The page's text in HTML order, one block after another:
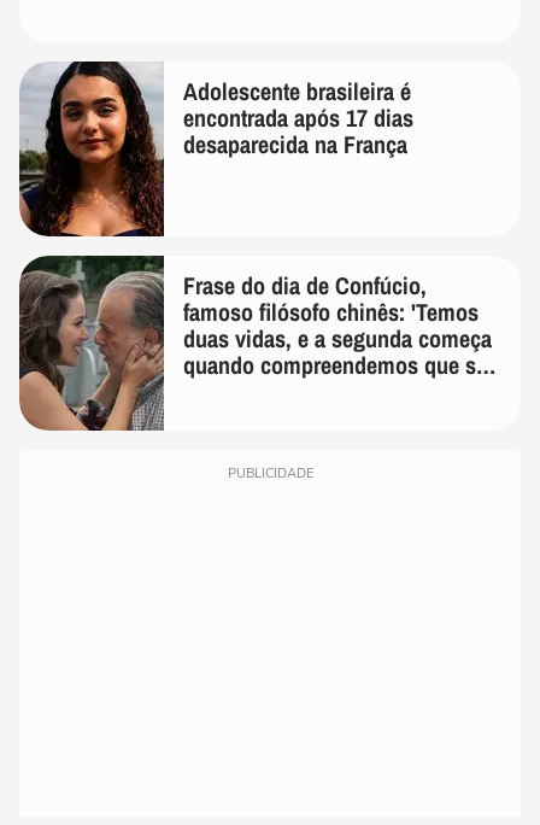
Adolescente brasileira é
encontrada após 17 dias
desaparecida na França
Frase do dia de Confúcio,
famoso filósofo chinês: 'Temos
duas vidas, e a segunda começa
quando compreendemos que só
PUBLICIDADE